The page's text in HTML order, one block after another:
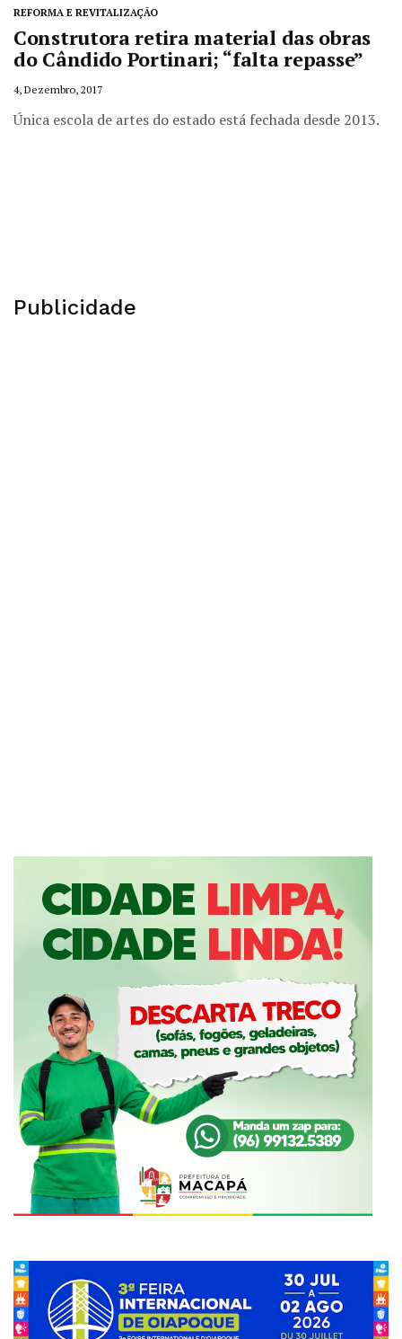
REFORMA E REVITALIZAÇÃO
Construtora retira material das obras
do Cândido Portinari; “falta repasse”
4, Dezembro, 2017
Única escola de artes do estado está fechada desde 2013.
Publicidade